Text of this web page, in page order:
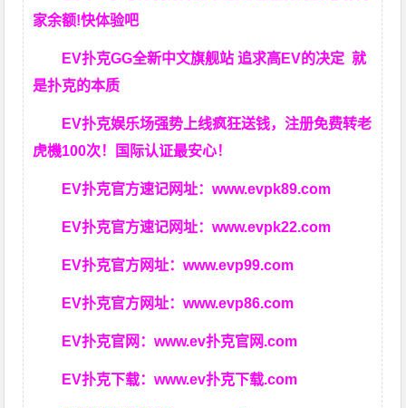
家余额!快体验吧
EV扑克GG全新中文旗舰站 追求高EV的决定就
是扑克的本质
EV扑克娱乐场强势上线疯狂送钱，注册免费转老
虎機100次！国际认证最安心！
EV扑克官方速记网址：www.evpk89.com
EV扑克官方速记网址：www.evpk22.com
EV扑克官方网址：www.evp99.com
EV扑克官方网址：www.evp86.com
EV扑克官网：www.ev扑克官网.com
EV扑克下载：www.ev扑克下载.com